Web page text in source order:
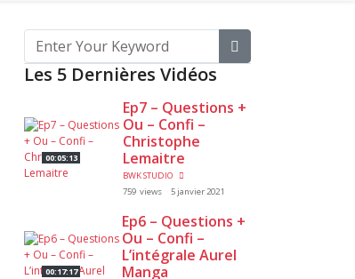
Les 5 Dernières Vidéos
00:05:13
Ep7 – Questions +
Ou – Confi –
Christophe
Lemaitre
BWK STUDIO
759 views
5 janvier 2021
00:17:17
Ep6 – Questions +
Ou – Confi –
L’intégrale Aurel
Manga